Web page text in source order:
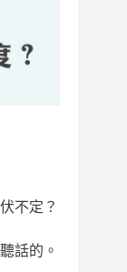
不定？
話的。